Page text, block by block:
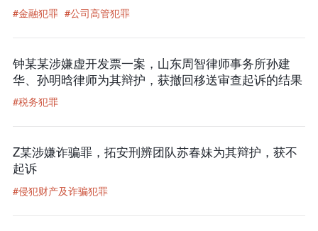
#金融犯罪 #公司高管犯罪
钟某某涉嫌虚开发票一案，山东周智律师事务所孙建
华、孙明晗律师为其辩护，获撤回移送审查起诉的结果
#税务犯罪
Z某涉嫌诈骗罪，拓安刑辨团队苏春妹为其辩护，获不
起诉
#侵犯财产及诈骗犯罪